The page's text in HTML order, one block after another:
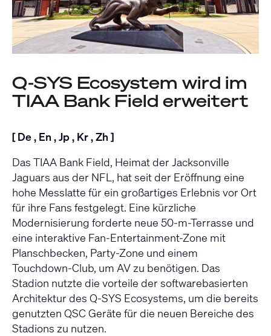
Q-SYS Ecosystem wird im
TIAA Bank Field erweitert
[De, En ,Jp, Kr,Zh ]
Das TIAA Bank Field, Heimat der Jacksonville
Jaguars aus der NFL, hat seit der Eröffnung eine
hohe Messlatte für ein großartiges Erlebnis vor Ort
für ihre Fans festgelegt. Eine kürzliche
Modernisierung forderte neue 50-m-Terrasse und
eine interaktive Fan-Entertainment-Zone mit
Planschbecken, Party-Zone und einem
Touchdown-Club, um AV zu benötigen. Das
Stadion nutzte die vorteile der softwarebasierten
Architektur des Q-SYS Ecosystems, um die bereits
genutzten QSC Geräte für die neuen Bereiche des
Stadions zu nutzen.